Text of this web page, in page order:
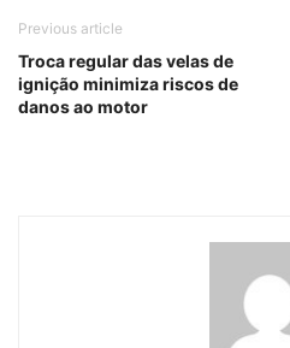
Previous article
Troca regular das velas de
ignição minimiza riscos de
danos ao motor